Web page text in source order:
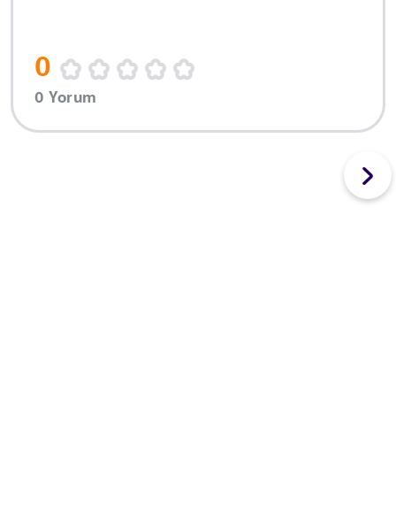
0
0 Yorum